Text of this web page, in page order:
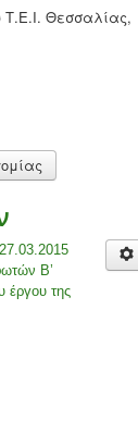
Τ.Ε.Ι. Θεσσαλίας,
Β’
έργου της